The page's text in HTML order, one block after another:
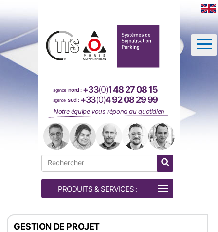
agence nord : +33(0)1 48 27 08 15
agence sud : +33(0)4 92 08 29 99
Notre équipe vous répond au quotidien
GESTION DE PROJET